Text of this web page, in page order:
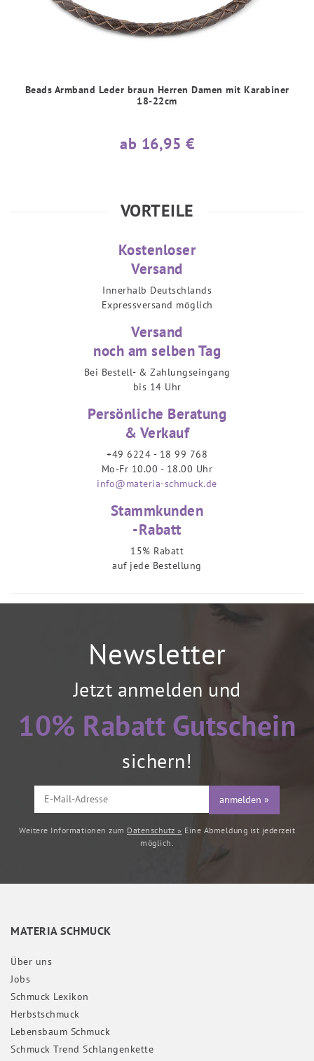
Beads Armband Leder braun Herren Damen mit Karabiner
18-22cm
ab 16,95 €
VORTEILE
Kostenloser
Versand
Innerhalb Deutschlands
Expressversand möglich
Versand
noch am selben Tag
Bei Bestell- & Zahlungseingang
bis 14 Uhr
Persönliche Beratung
& Verkauf
+49 6224 - 18 99 768
Mo-Fr 10.00 - 18.00 Uhr
info@materia-schmuck.de
Stammkunden
-Rabatt
15% Rabatt
auf jede Bestellung
Newsletter
Jetzt anmelden und
10% Rabatt Gutschein
sichern!
anmelden »
Weitere Informationen zum Datenschutz » Eine Abmeldung ist jederzeit
möglich.
MATERIA SCHMUCK
Über uns
Jobs
Schmuck Lexikon
Herbstschmuck
Lebensbaum Schmuck
Schmuck Trend Schlangenkette